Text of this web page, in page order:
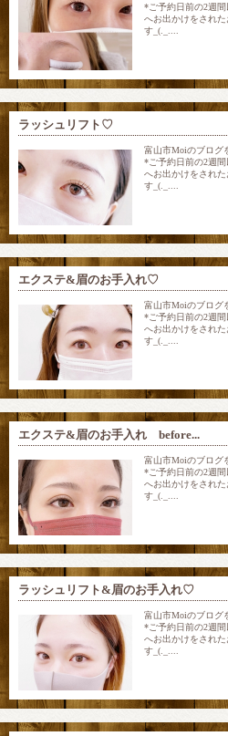
*ご予約日前の2週
へお出かけをされ
す_(._....
ラッシュリフト♡
富山市Moiのブログ
*ご予約日前の2週
へお出かけをされ
す_(._....
エクステ&眉のお手入れ♡
富山市Moiのブログ
*ご予約日前の2週
へお出かけをされ
す_(._....
エクステ&眉のお手入れ before...
富山市Moiのブログ
*ご予約日前の2週
へお出かけをされ
す_(._....
ラッシュリフト&眉のお手入れ♡
富山市Moiのブログ
*ご予約日前の2週
へお出かけをされ
す_(._....